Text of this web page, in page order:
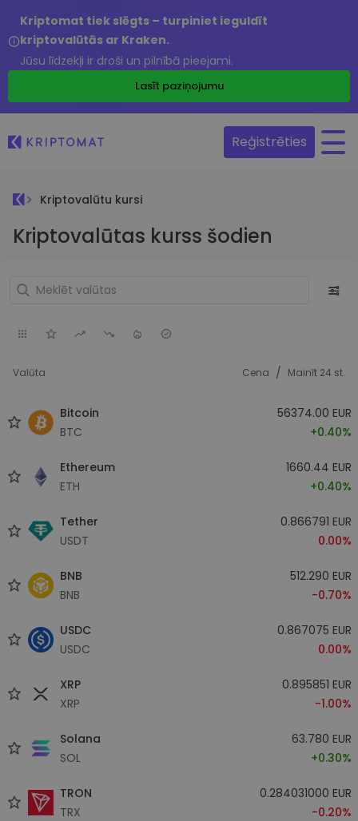
Kriptomat tiek slēgts – turpiniet ieguldīt
kriptovalūtās ar Kraken.
Jūsu līdzekļi ir droši un pilnībā pieejami.
Lasīt paziņojumu
Reģistrēties
Kriptovalūtu kursi
Kriptovalūtas kurss šodien
Valūta Cena / Mainīt 24 st.
Bitcoin
BTC
56374.00 EUR
+0.40%
Ethereum
ETH
1660.44 EUR
+0.40%
Tether
USDT
0.866791 EUR
0.00%
BNB
BNB
512.290 EUR
-0.70%
USDC
USDC
0.867075 EUR
0.00%
XRP
XRP
0.895851 EUR
-1.00%
Solana
SOL
63.780 EUR
+0.30%
TRON
TRX
0.284031000 EUR
-0.20%